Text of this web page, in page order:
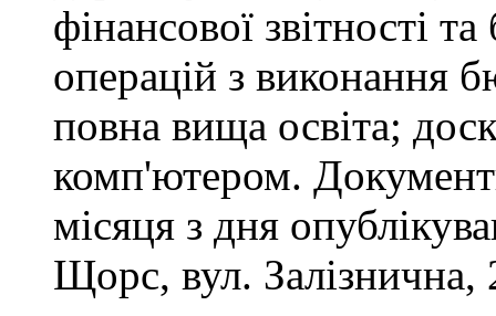
фінансової звітності
операцій з виконання
повна вища освіта;
комп'ютером.
місяця з дня
Щорс, вул. Залізнична,